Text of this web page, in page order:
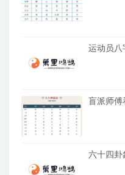
运动员八
盲派师
六十四卦